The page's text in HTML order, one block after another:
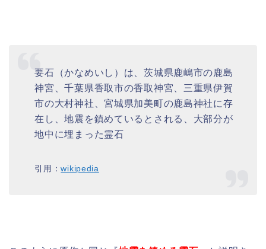
要石（かなめいし）は、茨城県鹿嶋市の鹿島
神宮、千葉県香取市の香取神宮、三重県伊賀
市の大村神社、宮城県加美町の鹿島神社に存
在し、地震を鎮めているとされる、大部分が
地中に埋まった霊石
引用：wikipedia